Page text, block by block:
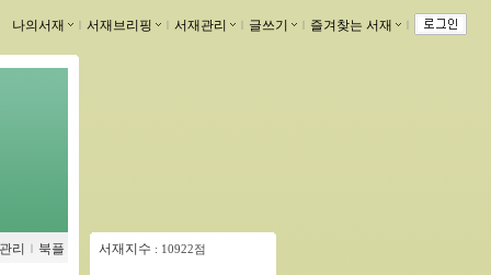
나의서재 서재브리핑 서재관리 글쓰기 즐겨찾는 서재
리 ｌ 북플 서재지수 : 10922점